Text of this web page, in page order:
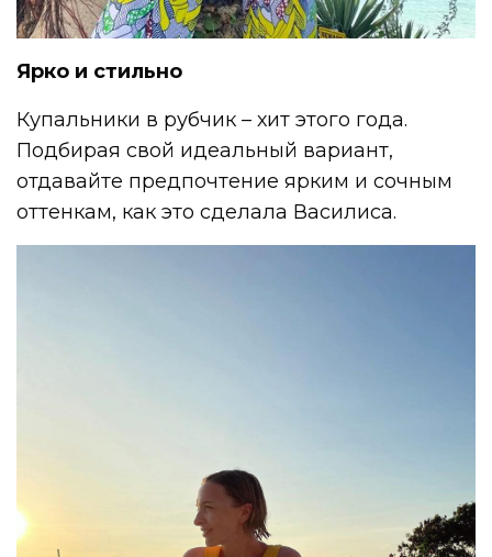
Ярко и стильно
Купальники в рубчик – хит этого года.
Подбирая свой идеальный вариант,
отдавайте предпочтение ярким и сочным
оттенкам, как это сделала Василиса.